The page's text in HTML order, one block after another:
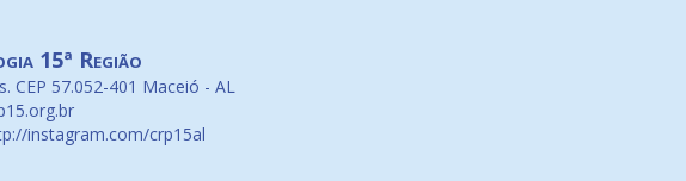
15ª Região
CEP 57.052-401 Maceió - AL
instagram.com/crp15al